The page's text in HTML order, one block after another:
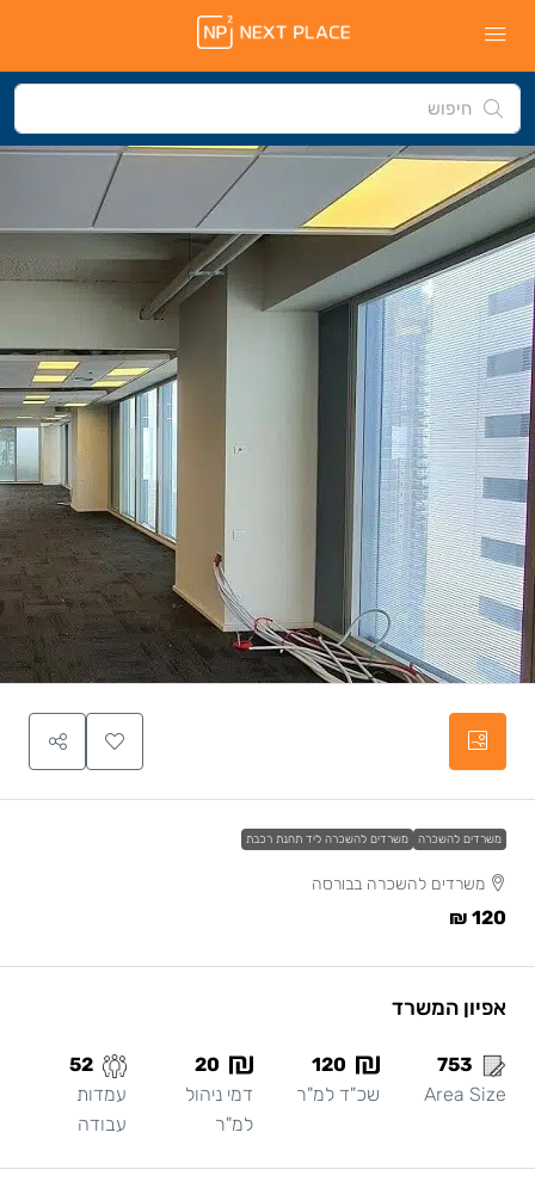
משרדים להשכרה משרדים להשכרה ליד תחנת רכבת
משרדים להשכרה בבורסה
120 ₪
אפיון המשרד
753
Area Size
120
שכ"ד למ"ר
20
דמי ניהול
למ"ר
52
עמדות
עבודה